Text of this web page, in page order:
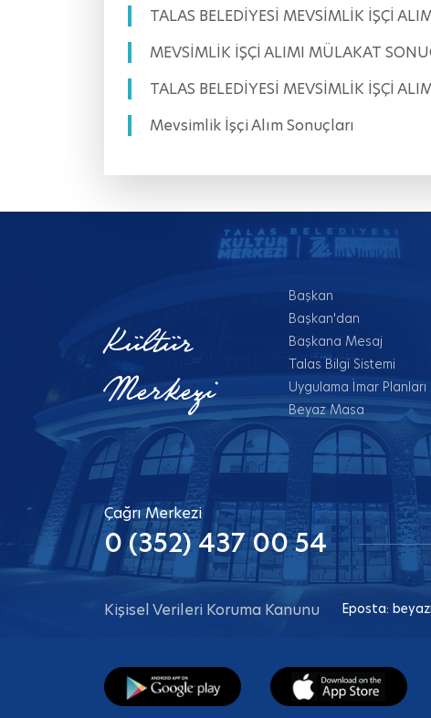
TALAS BELEDİYESİ MEVSİMLİK İŞÇİ
MEVSİMLİK İŞÇİ ALIMI MÜLAKAT
TALAS BELEDİYESİ MEVSİMLİK İŞÇİ
Mevsimlik İşçi Alım Sonuçları
Kültür
Merkezi
Başkan
Başkan'dan
Başkana Mesaj
Talas Bilgi Sistemi
Uygulama İmar Planları
Beyaz Masa
Çağrı Merkezi
0 (352) 437 00 54
Kişisel Verileri Koruma Kanunu Eposta: